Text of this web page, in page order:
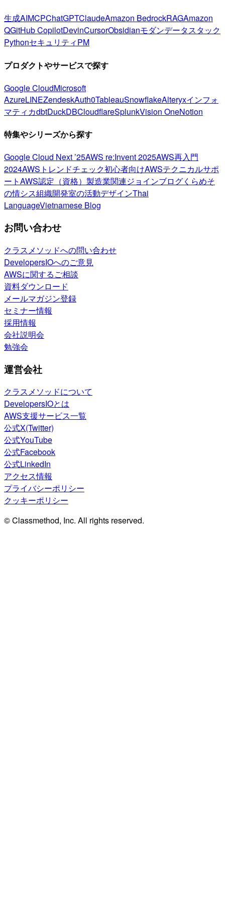
生成AIMCPChatGPTClaudeAmazon BedrockRAGAmazon
QGitHub CopilotDevinCursorObsidianモダンデータスタック
PythonセキュリティPM
プロダクトやサービスで探す
Google CloudMicrosoft
AzureLINEZendeskAuth0TableauSnowflakeAlteryxインフォ
マティカdbtDuckDBCloudflareSplunkVision OneNotion
特集やシリーズから探す
Google Cloud Next ’25AWS re:Invent 2025AWS再入門
2024AWSトレンドチェック初心者向けAWSテクニカルサポ
ートAWS認定（資格） 製造業関連ジョインブログくらめそ
の情シス組織開発室の活動デザインThai
LanguageVietnamese Blog
お問い合わせ
クラスメソッドへの問い合わせ
DevelopersIOへのご意見
AWSに関するご相談
資料ダウンロード
メールマガジン登録
セミナー情報
採用情報
会社説明会
勉強会
運営会社
クラスメソッドについて
DevelopersIOとは
AWS支援サービス一覧
公式X(Twitter)
公式YouTube
公式Facebook
公式LinkedIn
アクセス情報
プライバシーポリシー
クッキーポリシー
© Classmethod, Inc. All rights reserved.